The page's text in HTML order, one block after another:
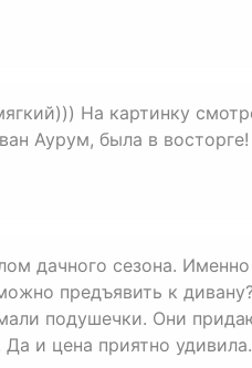
На картинку
Аурум, была в
дачного сезона.
предъявить к
подушечки. Они
и цена приятно удивила.